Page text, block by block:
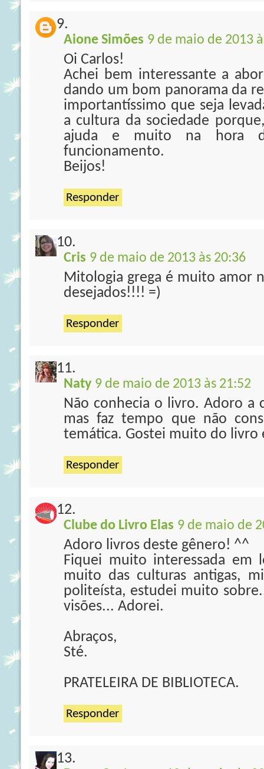
Aione Simões 9 de maio de 2013
Oi Carlos!
Achei bem interessante a
dando um bom panorama da
importantíssimo que seja
a cultura da sociedade
ajuda e muito na hora
funcionamento.
Beijos!
Responder
Cris 9 de maio de 2013 às 20:36
Mitologia grega é muito amor
desejados!!!! =)
Responder
Naty 9 de maio de 2013 às 21:52
Não conhecia o livro. Adoro a
mas faz tempo que não
temática. Gostei muito do livro
Responder
Clube do Livro Elas 9 de maio de
Adoro livros deste gênero! ^^
Fiquei muito interessada em
muito das culturas antigas,
politeísta, estudei muito
visões... Adorei.
Abraços,
Sté.
PRATELEIRA DE BIBLIOTECA.
Responder